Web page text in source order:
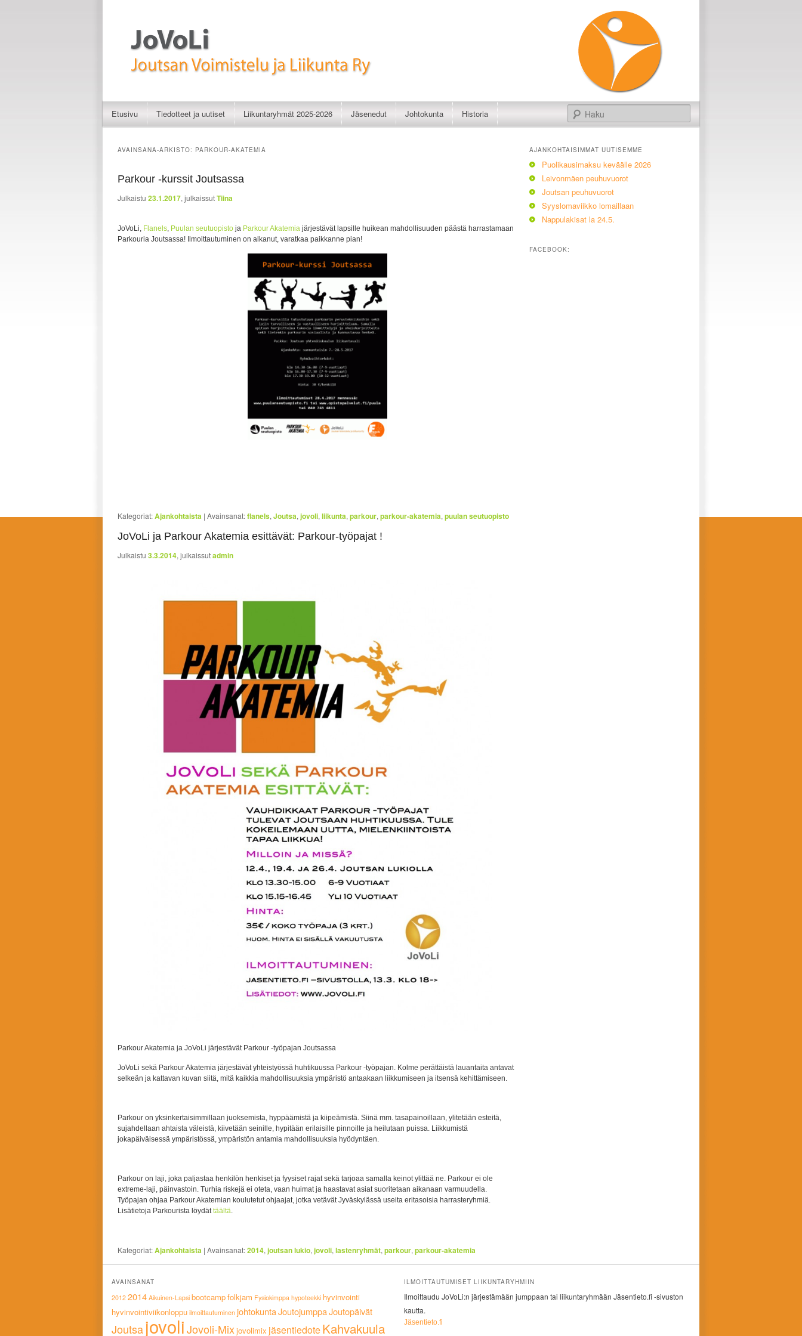
JoVoLi | Joutsan Voimistelu ja Liikunta Ry
Siirry sisältöön
Siirry toissijaiseen sisältöön
Etusivu Tiedotteet ja uutiset Liikuntaryhmät 2025-2026 Jäsenedut Johtokunta Historia
AVAINSANA-ARKISTO: PARKOUR-AKATEMIA
Parkour -kurssit Joutsassa
Julkaistu 23.1.2017, julkaissutTiina
JoVoLi, Flanels, Puulan seutuopisto ja Parkour Akatemia järjestävät lapsille huikean mahdollisuuden päästä harrastamaan
Parkouria Joutsassa! Ilmoittautuminen on alkanut, varatkaa paikkanne pian!
Kategoriat:Ajankohtaista | Avainsanat:flanels, Joutsa, jovoli, liikunta, parkour, parkour-akatemia, puulan seutuopisto
JoVoLi ja Parkour Akatemia esittävät: Parkour-työpajat !
Julkaistu 3.3.2014, julkaissutadmin
Parkour Akatemia ja JoVoLi järjestävät Parkour -työpajan Joutsassa
JoVoLi sekä Parkour Akatemia järjestävät yhteistyössä huhtikuussa Parkour -työpajan. Kolme perättäistä lauantaita antavat
selkeän ja kattavan kuvan siitä, mitä kaikkia mahdollisuuksia ympäristö antaakaan liikkumiseen ja itsensä kehittämiseen.
Parkour on yksinkertaisimmillaan juoksemista, hyppäämistä ja kiipeämistä. Siinä mm. tasapainoillaan, ylitetään esteitä,
sujahdellaan ahtaista väleistä, kiivetään seinille, hypitään erilaisille pinnoille ja heilutaan puissa. Liikkumistä
jokapäiväisessä ympäristössä, ympäristön antamia mahdollisuuksia hyödyntäen.
Parkour on laji, joka paljastaa henkilön henkiset ja fyysiset rajat sekä tarjoaa samalla keinot ylittää ne. Parkour ei ole
extreme-laji, päinvastoin. Turhia riskejä ei oteta, vaan huimat ja haastavat asiat suoritetaan aikanaan varmuudella.
Työpajan ohjaa Parkour Akatemian koulutetut ohjaajat, jotka vetävät Jyväskylässä useita eritasoisia harrasteryhmiä.
Lisätietoja Parkourista löydättäältä.
Kategoriat:Ajankohtaista | Avainsanat:2014, joutsan lukio, jovoli, lastenryhmät, parkour, parkour-akatemia
AJANKOHTAISIMMAT UUTISEMME
Puolikausimaksu keväälle 2026
Leivonmäen peuhuvuorot
Joutsan peuhuvuorot
Syyslomaviikko lomaillaan
Nappulakisat la 24.5.
FACEBOOK:
AVAINSANAT
2012 2014 Aikuinen-Lapsi bootcampfolkjam Fysiokimppa hypoteekki hyvinvointi
hyvinvointiviikonloppu ilmoittautuminen johtokuntaJoutojumppaJoutopäivät
JoutsajovoliJovoli-Mixjovolimix jäsentiedoteKahvakuula
ILMOITTAUTUMISET LIIKUNTARYHMIIN
Ilmoittaudu JoVoLi:n järjestämään jumppaan tai liikuntaryhmään Jäsentieto.fi -sivuston
kautta.
Jäsentieto.fi